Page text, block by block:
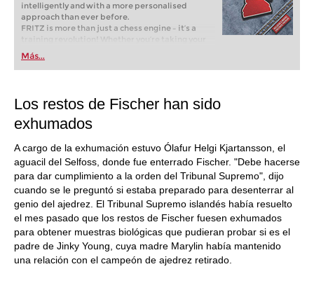
intelligently and with a more personalised
approach than ever before.
FRITZ is more than just a chess engine – it’s a
training revolution! Whether you’re taking your
first steps into the world of club chess, or already
playing at a tournament level: with FRITZ, you can
train more efficiently, intelligently and with a
Más...
Los restos de Fischer han sido
exhumados
A cargo de la exhumación estuvo Ólafur Helgi Kjartansson, el
aguacil del Selfoss, donde fue enterrado Fischer. "Debe hacerse
para dar cumplimiento a la orden del Tribunal Supremo", dijo
cuando se le preguntó si estaba preparado para desenterrar al
genio del ajedrez. El Tribunal Supremo islandés había resuelto
el mes pasado que los restos de Fischer fuesen exhumados
para obtener muestras biológicas que pudieran probar si es el
padre de Jinky Young, cuya madre Marylin había mantenido
una relación con el campeón de ajedrez retirado.